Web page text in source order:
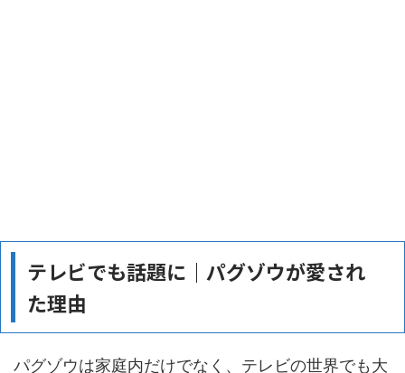
テレビでも話題に｜パグゾウが愛され
た理由
パグゾウは家庭内だけでなく、テレビの世界でも大